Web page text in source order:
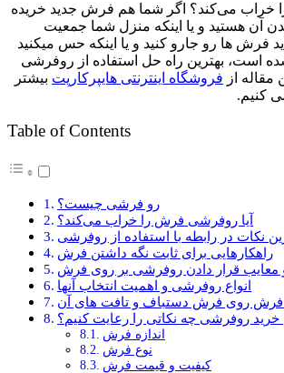
خراب می‌کند؟ اگر شما هم فرش جدید خریده
آن هستید و یا اینکه منزل شما جمعیت
فرش ها رو جارو کنید و یا اینکه حس میکنید
است، بهترین راه حل استفاده از روفرشی
مقاله از فروشگاه اینترنتی هایپرکارپت بیشتر
کنیم.
Table of Contents
رو فرشی چیست؟
آیا روفرشی فرش را خراب می‌کند؟
راهکارهایی برای ثابت نگه داشتن فرش
و معایب قرار دادن روفرشی بر روی فرش
انواع روفرشی و اهمیت انتخاب آنها
فرش روی فرش دستباف و تافت های آن
خرید روفرشی چه نکاتی را رعایت کنیم؟
اندازه فرش
نوع فرش
کیفیت و قیمت فرش